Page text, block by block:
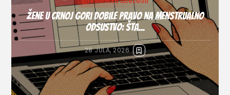
Dok se gradovi prazne od vrućine, mnogi i dalje
rade...
10 JULA, 2026